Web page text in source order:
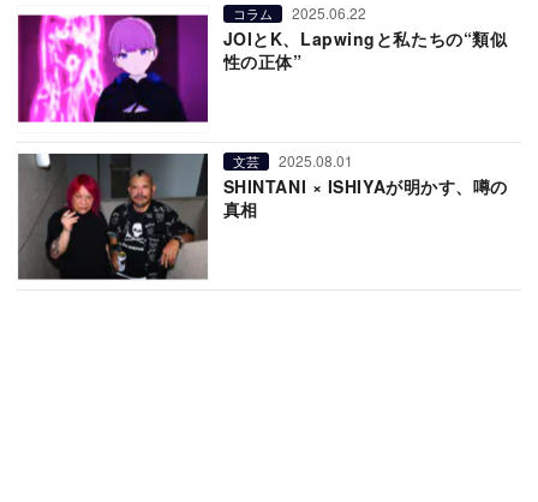
コラム 2025.06.22
JOIとK、Lapwingと私たちの“類似
性の正体”
文芸 2025.08.01
SHINTANI × ISHIYAが明かす、噂の
真相